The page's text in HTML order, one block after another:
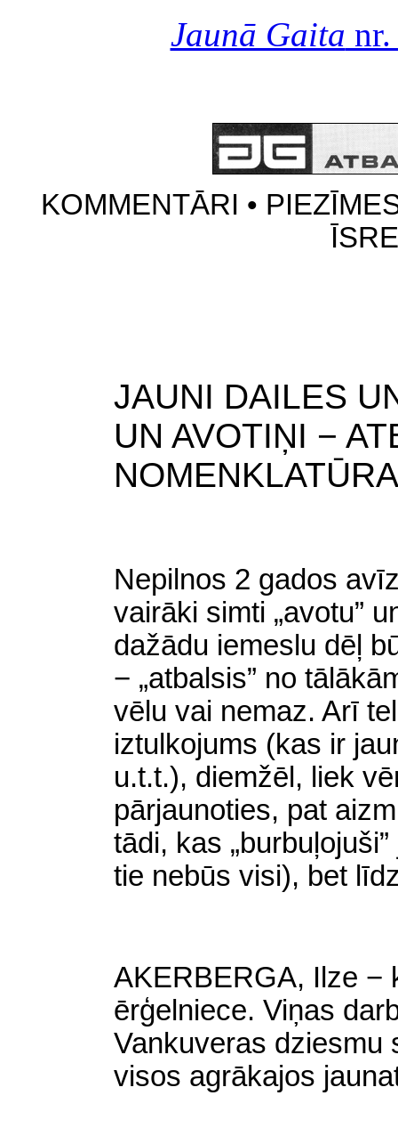
Jaunā Gaita
KOMMENTĀRI •
JAUNI DAILES
UN AVOTIŅI −
NOMENKLATŪRA
Nepilnos 2 gados
vairāki simti „avotu”
dažādu iemeslu dēļ
− „atbalsis” no
vēlu vai nemaz. Arī
iztulkojums (kas ir
u.t.t.), diemžēl, liek
pārjaunoties, pat
tādi, kas
tie nebūs visi), bet
AKERBERGA, Ilze −
ērģelniece. Viņas
Vankuveras dziesmu
visos agrākajos